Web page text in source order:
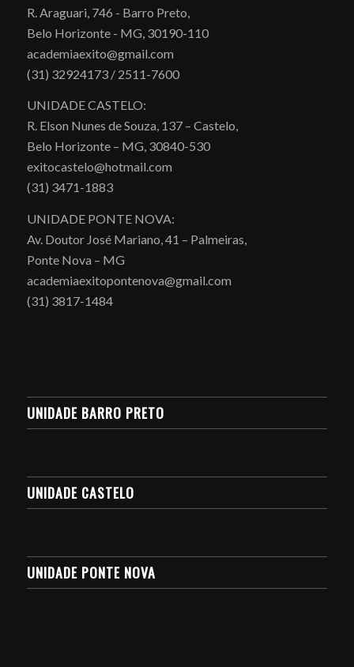
R. Araguari, 746 - Barro Preto,
Belo Horizonte - MG, 30190-110
academiaexito@gmail.com
(31) 32924173 / 2511-7600
UNIDADE CASTELO:
R. Elson Nunes de Souza, 137 – Castelo,
Belo Horizonte – MG, 30840-530
exitocastelo@hotmail.com
(31) 3471-1883
UNIDADE PONTE NOVA:
Av. Doutor José Mariano, 41 – Palmeiras,
Ponte Nova – MG
academiaexitopontenova@gmail.com
(31) 3817-1484
UNIDADE BARRO PRETO
UNIDADE CASTELO
UNIDADE PONTE NOVA